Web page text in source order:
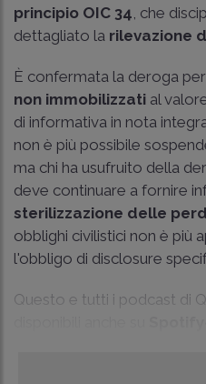
principio OIC 34 , che
dettagliato la rilevazione
È confermata la deroga
non immobilizzati al
di informativa in nota
non è più possibile
ma chi ha usufruito della
deve continuare a fornire
sterilizzazione delle
obblighi civilistici non è più
l'obbligo di disclosure
Questo e tutti i podcast di